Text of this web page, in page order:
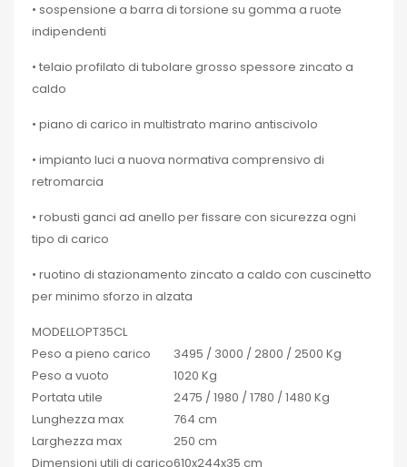
• sospensione a barra di torsione su gomma a ruote
indipendenti
• telaio profilato di tubolare grosso spessore zincato a
caldo
• piano di carico in multistrato marino antiscivolo
• impianto luci a nuova normativa comprensivo di
retromarcia
• robusti ganci ad anello per fissare con sicurezza ogni
tipo di carico
• ruotino di stazionamento zincato a caldo con cuscinetto
per minimo sforzo in alzata
MODELLOPT35CL
Peso a pieno carico
3495 / 3000 / 2800 / 2500 Kg
Peso a vuoto
1020 Kg
Portata utile
2475 / 1980 / 1780 / 1480 Kg
Lunghezza max
764 cm
Larghezza max
250 cm
Dimensioni utili di carico610x244x35 cm